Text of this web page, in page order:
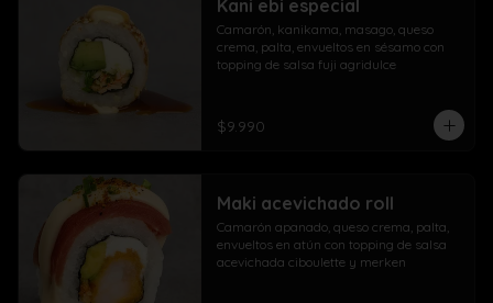
Kani ebi especial
Camarón, kanikama, masago, queso
crema, palta, envueltos en sésamo con
topping de salsa fuji agridulce
$9.990
Maki acevichado roll
Camarón apanado, queso crema, palta,
envueltos en atún con topping de salsa
acevichada ciboulette y merken